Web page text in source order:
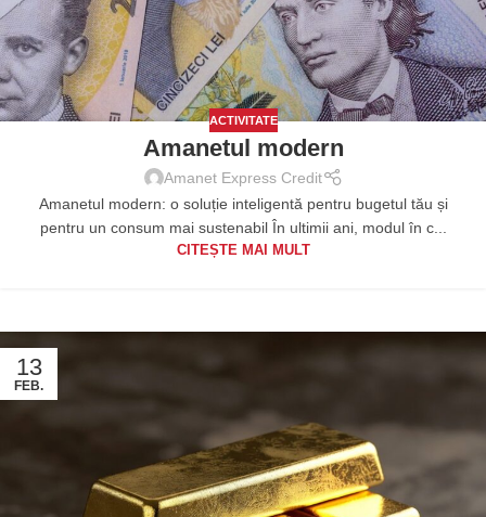
ACTIVITATE
Amanetul modern
Amanet Express Credit
Amanetul modern: o soluție inteligentă pentru bugetul tău și
pentru un consum mai sustenabil În ultimii ani, modul în c...
CITEȘTE MAI MULT
13
FEB.